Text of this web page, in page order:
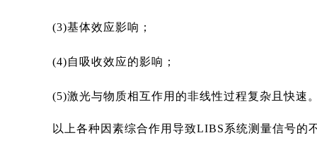
(3)基体效应影响；
(4)自吸收效应的影响；
(5)激光与物质相互作用的非线性过程复杂且快速
以上各种因素综合作用导致LIBS系统测量信号